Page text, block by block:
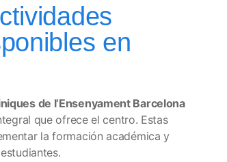
en
de l’Ensenyament Barcelona
que ofrece el centro. Estas
la formación académica y